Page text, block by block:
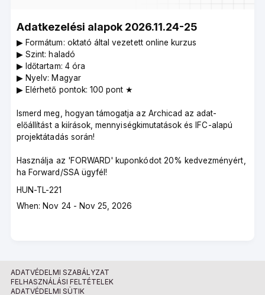
Adatkezelési alapok 2026.11.24-25
▶︎ Formátum: oktató által vezetett online kurzus
▶︎ Szint: haladó
▶︎ Időtartam: 4 óra
▶︎ Nyelv: Magyar
▶︎ Elérhető pontok: 100 pont ★
Ismerd meg, hogyan támogatja az Archicad az adat-
előállítást a kiírások, mennyiségkimutatások és IFC-alapú
projektátadás során!
Használja az 'FORWARD' kuponkódot 20% kedvezményért,
ha Forward/SSA ügyfél!
Course
code
HUN-TL-221
Course
When: Nov 24 - Nov 25, 2026
ADATVÉDELMI SZABÁLYZAT
FELHASZNÁLÁSI FELTÉTELEK
ADATVÉDELMI SÜTIK